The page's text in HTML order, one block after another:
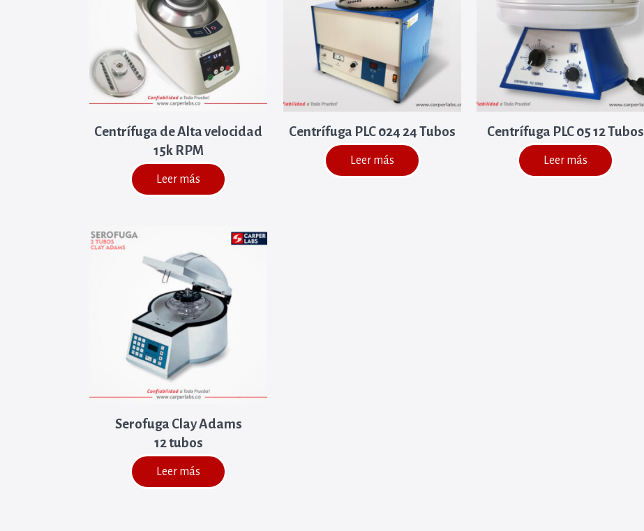
Centrífuga de Alta velocidad
15k RPM
Leer más
Centrífuga PLC 024 24 Tubos
Leer más
Centrífuga PLC 05 12 Tubos
Leer más
Serofuga Clay Adams
12 tubos
Leer más